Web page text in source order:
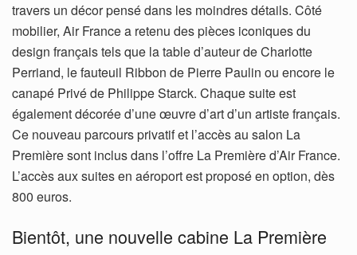
travers un décor pensé dans les moindres détails. Côté
mobilier, Air France a retenu des pièces iconiques du
design français tels que la table d’auteur de Charlotte
Perriand, le fauteuil Ribbon de Pierre Paulin ou encore le
canapé Privé de Philippe Starck. Chaque suite est
également décorée d’une œuvre d’art d’un artiste français.
Ce nouveau parcours privatif et l’accès au salon La
Première sont inclus dans l’offre La Première d’Air France.
L’accès aux suites en aéroport est proposé en option, dès
800 euros.
Bientôt, une nouvelle cabine La Première